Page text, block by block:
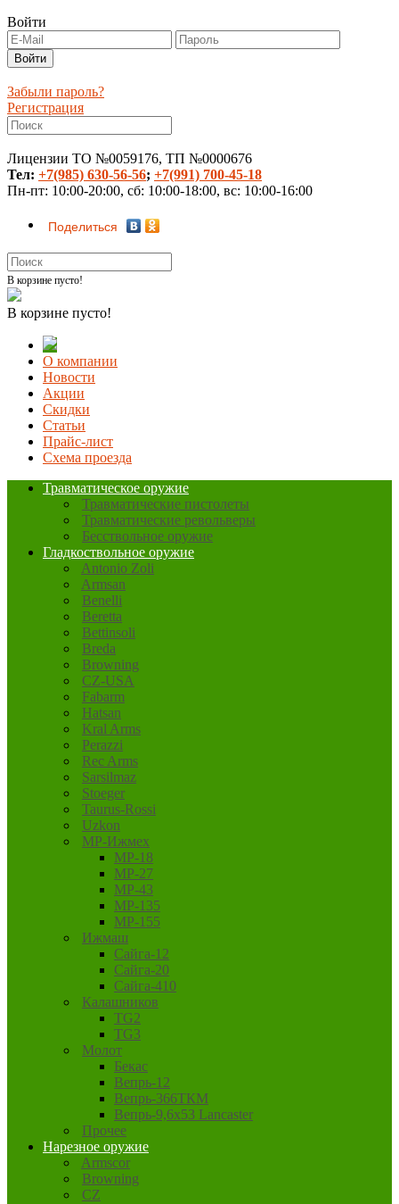
Войти
Забыли пароль?
Регистрация
Лицензии ТО №0059176, ТП №0000676
Тел: +7(985) 630-56-56; +7(991) 700-45-18
Пн-пт: 10:00-20:00, сб: 10:00-18:00, вс: 10:00-16:00
Поделиться
В корзине пусто!
В корзине пусто!
О компании
Новости
Акции
Скидки
Статьи
Прайс-лист
Схема проезда
Травматическое оружие
Травматические пистолеты
Травматические револьверы
Бесствольное оружие
Гладкоствольное оружие
Antonio Zoli
Armsan
Benelli
Beretta
Bettinsoli
Breda
Browning
CZ-USA
Fabarm
Hatsan
Kral Arms
Perazzi
Rec Arms
Sarsilmaz
Stoeger
Taurus-Rossi
Uzkon
MP-Ижмех
MP-18
MP-27
MP-43
MP-135
MP-155
Ижмаш
Сайга-12
Сайга-20
Сайга-410
Калашников
TG2
TG3
Молот
Бекас
Вепрь-12
Вепрь-366ТКМ
Вепрь-9,6х53 Lancaster
Прочее
Нарезное оружие
Armscor
Browning
CZ